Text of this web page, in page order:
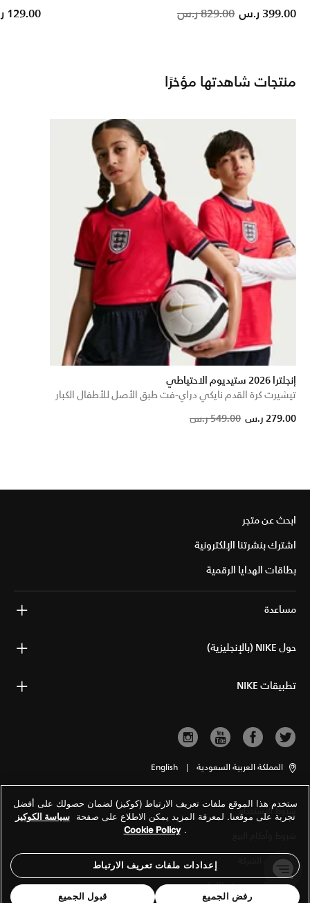
Price reduced from
829.00 ر.س 399.00 ر.س
129.00 ر.س
منتجات شاهدتها مؤخرًا
إنجلترا 2026 ستيديوم الاحتياطي
تيشيرت كرة القدم نايكي دراي-فت طبق الأصل للأطفال الكبار
Price reduced from
549.00 ر.س to 279.00 ر.س
ابحث عن متجر
اشترك بنشرتنا الإلكترونية
بطاقات الهدايا الرقمية
مساعدة
حول NIKE (بالإنجليزية)
تطبيقات NIKE
المملكة العربية السعودية |
English
شروط الاستخدام
معلومات الشركة
سياسة الخصوصية والكوكيز
ستخدم هذا الموقع ملفات تعريف الارتباط (كوكيز) لضمان حصولك على أفضل
تجربة على موقعنا. لمعرفة المزيد يمكن الاطلاع على صفحة سياسة الكوكيز
.
Cookie Policy
إعدادات ملفات تعريف الارتباط
رفض الجميع قبول الجميع